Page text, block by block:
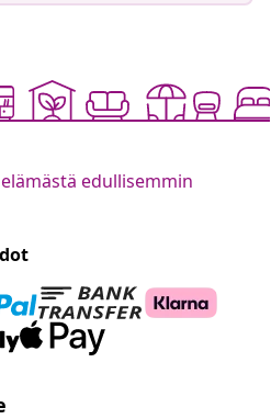
edullisemmin